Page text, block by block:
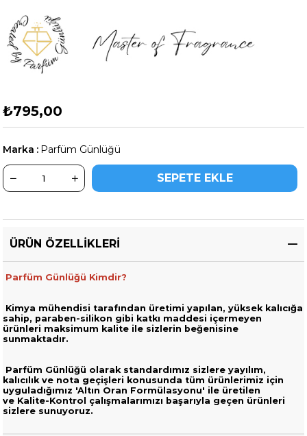
₺795,00
Marka : Parfüm Günlüğü
ÜRÜN ÖZELLIKLERI
Parfüm Günlüğü Kimdir?
Kimya mühendisi tarafından üretimi yapılan, yüksek kalıcığa
sahip, paraben-silikon gibi katkı maddesi içermeyen
ürünleri maksimum kalite ile sizlerin beğenisine
sunmaktadır.
Parfüm Günlüğü olarak standardımız sizlere yayılım,
kalıcılık ve nota geçişleri konusunda tüm ürünlerimiz için
uyguladığımız 'Altın Oran Formülasyonu' ile üretilen
ve Kalite-Kontrol çalışmalarımızı başarıyla geçen ürünleri
sizlere sunuyoruz.